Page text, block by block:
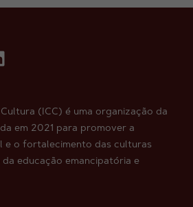
(ICC) é uma organização da
em 2021 para promover a
e o fortalecimento das culturas
educação emancipatória e